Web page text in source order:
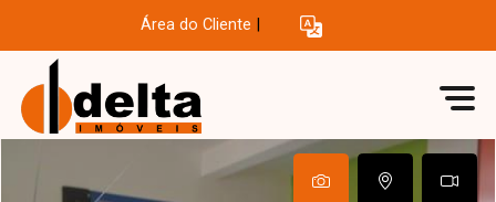
Área do Cliente